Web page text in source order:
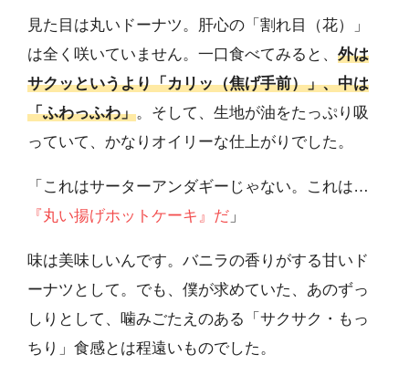
見た目は丸いドーナツ。肝心の「割れ目（花）」
は全く咲いていません。一口食べてみると、 外は
サクッというより「カリッ（焦げ手前）」、中は
「ふわっふわ」。そして、生地が油をたっぷり吸
っていて、かなりオイリーな仕上がりでした。
「これはサーターアンダギーじゃない。これは…
『丸い揚げホットケーキ』だ 」
味は美味しいんです。バニラの香りがする甘いド
ーナツとして。でも、僕が求めていた、あのずっ
しりとして、噛みごたえのある「サクサク・もっ
ちり」食感とは程遠いものでした。